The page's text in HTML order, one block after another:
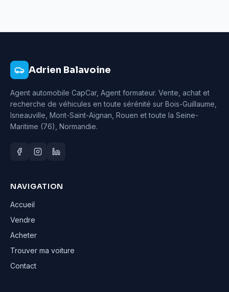
Adrien Balavoine
Agent automobile CapCar, Agent formateur. Vente, achat et
recherche de véhicules en toute sérénité sur Bois-Guillaume,
Isneauville, Mont-Saint-Aignan, Rouen et toute la Seine-
Maritime (76), Normandie.
NAVIGATION
Accueil
Vendre
Acheter
Trouver ma voiture
Contact